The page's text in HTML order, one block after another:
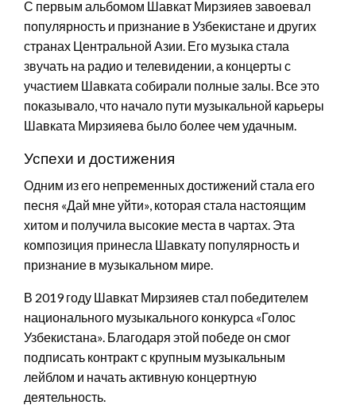
С первым альбомом Шавкат Мирзияев завоевал
популярность и признание в Узбекистане и других
странах Центральной Азии. Его музыка стала
звучать на радио и телевидении, а концерты с
участием Шавката собирали полные залы. Все это
показывало, что начало пути музыкальной карьеры
Шавката Мирзияева было более чем удачным.
Успехи и достижения
Одним из его непременных достижений стала его
песня «Дай мне уйти», которая стала настоящим
хитом и получила высокие места в чартах. Эта
композиция принесла Шавкату популярность и
признание в музыкальном мире.
В 2019 году Шавкат Мирзияев стал победителем
национального музыкального конкурса «Голос
Узбекистана». Благодаря этой победе он смог
подписать контракт с крупным музыкальным
лейблом и начать активную концертную
деятельность.